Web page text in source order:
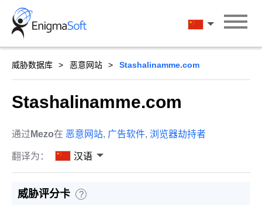
Skip
content
汉语
威胁数据库 恶意网站 Stashalinamme.com
Stashalinamme.com
通过 Mezo在 恶意网站, 广告软件, 浏览器劫持者
翻译为： 汉语
威胁评分卡 ?